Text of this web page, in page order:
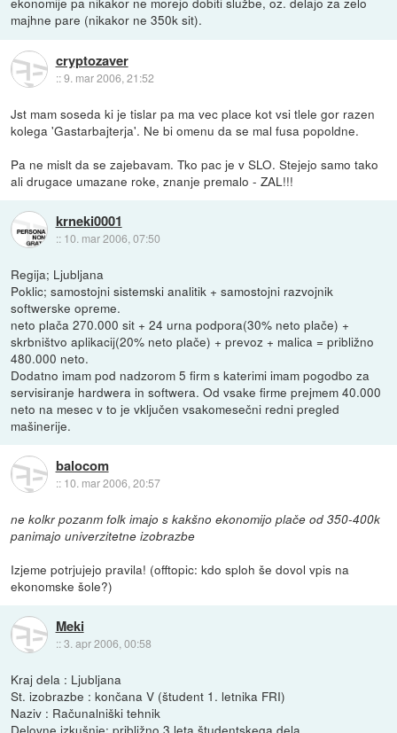
majhne pare (nikakor ne 350k sit).
cryptozaver
::9. mar 2006, 21:52
Jst mam soseda ki je tislar pa ma vec place kot vsi tlele gor razen
kolega 'Gastarbajterja'. Ne bi omenu da se mal fusa popoldne.
Pa ne mislt da se zajebavam. Tko pac je v SLO. Stejejo samo tako
ali drugace umazane roke, znanje premalo - ZAL!!!
krneki0001
:: 10. mar 2006, 07:50
Regija; Ljubljana
Poklic; samostojni sistemski analitik + samostojni razvojnik
softwerske opreme.
neto plača 270.000 sit + 24 urna podpora(30% neto plače) +
skrbništvo aplikacij(20% neto plače) + prevoz + malica = približno
480.000 neto.
Dodatno imam pod nadzorom 5 firm s katerimi imam pogodbo za
servisiranje hardwera in softwera. Od vsake firme prejmem 40.000
neto na mesec v to je vključen vsakomesečni redni pregled
mašinerije.
balocom
:: 10. mar 2006, 20:57
ne kolkr pozanm folk imajo s kakšno ekonomijo plače od 350-400k
panimajo univerzitetne izobrazbe
Izjeme potrjujejo pravila! (offtopic: kdo sploh še dovol vpis na
ekonomske šole?)
Meki
::3. apr 2006, 00:58
Kraj dela : Ljubljana
St. izobrazbe : končana V (študent 1. letnika FRI)
Naziv : Računalniški tehnik
Delovne izkušnje: približno 3 leta študentskega dela